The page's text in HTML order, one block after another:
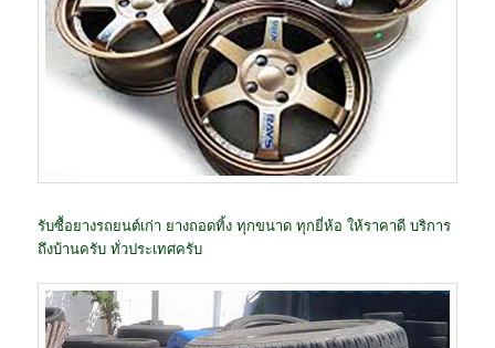
รับซื้อยางรถยนต์เก่า ยางถอดทิ้ง ทุกขนาด ทุกยี่ห้อ ให้ราคาดี บริการ
ถึงบ้านครับ ทั่วประเทศครับ